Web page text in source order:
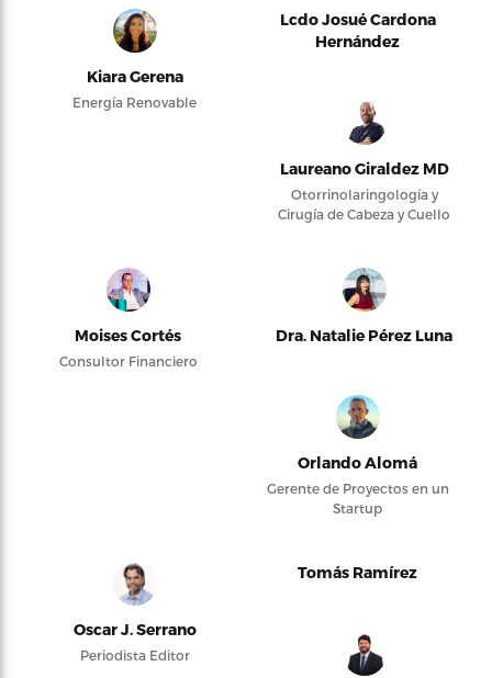
Kiara Gerena
Energía Renovable
Lcdo Josué Cardona
Hernández
Laureano Giraldez MD
Otorrinolaringología y
Cirugía de Cabeza y Cuello
Moises Cortés
Consultor Financiero
Dra. Natalie Pérez Luna
Orlando Alomá
Gerente de Proyectos en un
Startup
Oscar J. Serrano
Periodista Editor
Tomás Ramírez